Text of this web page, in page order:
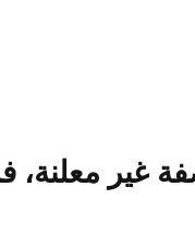
غير معلنة،